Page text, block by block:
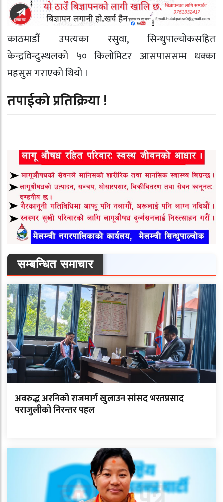
काठमाडौं उपत्यका रसुवा, सिन्धुपाल्चोकसहित
केन्द्रविन्दुस्थलको ५० किलोमिटर आसपाससम्म धक्का
महसुस गराएको थियो ।
तपाईको प्रतिक्रिया !
सम्बन्धित समाचार
अवरुद्ध अरनिको राजमार्ग खुलाउन सांसद भरतप्रसाद
पराजुलीको निरन्तर पहल